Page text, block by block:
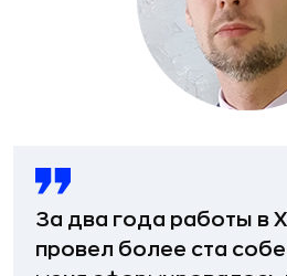
За два года работы в
провел более ста